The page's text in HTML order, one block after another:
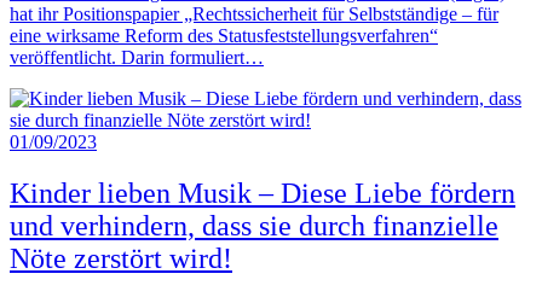
hat ihr Positionspapier „Rechtssicherheit für Selbstständige – für
eine wirksame Reform des Statusfeststellungsverfahren“
veröffentlicht. Darin formuliert…
01/09/2023
Kinder lieben Musik – Diese Liebe fördern
und verhindern, dass sie durch finanzielle
Nöte zerstört wird!